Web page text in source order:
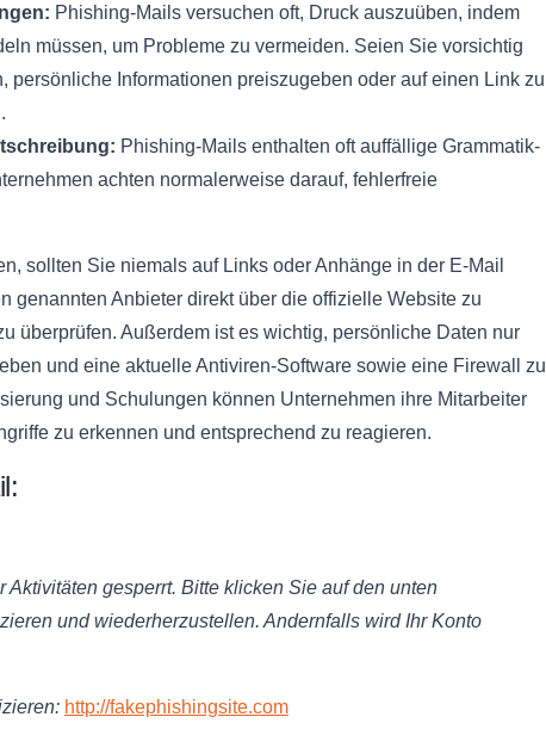
Phishing-Mails versuchen oft, Druck auszuüben, indem
müssen, um Probleme zu vermeiden. Seien Sie vorsichtig
persönliche Informationen preiszugeben oder auf einen Link zu
Phishing-Mails enthalten oft auffällige Grammatik-
achten normalerweise darauf, fehlerfreie
sollten Sie niemals auf Links oder Anhänge in der E-Mail
genannten Anbieter direkt über die offizielle Website zu
überprüfen. Außerdem ist es wichtig, persönliche Daten nur
und eine aktuelle Antiviren-Software sowie eine Firewall zu
und Schulungen können Unternehmen ihre Mitarbeiter
zu erkennen und entsprechend zu reagieren.
Aktivitäten gesperrt. Bitte klicken Sie auf den unten
und wiederherzustellen. Andernfalls wird Ihr Konto
http://fakephishingsite.com